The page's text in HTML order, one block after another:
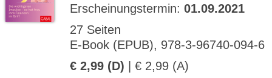
Erscheinungstermin: 01.09.2021
27 Seiten
E-Book (EPUB), 978-3-96740-094-6
€ 2,99 (D) | € 2,99 (A)